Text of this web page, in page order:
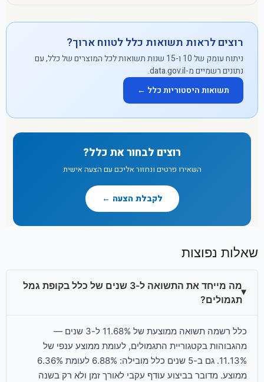
רוצים לראות תשואות כלל לטווח ארוך?
ניתוח עומק של 10 ו-15 שנות תשואות לכל המוצרים של כלל, עם
נתונים רשמיים מ-data.gov.il.
תשואות היסטוריות כלל ←
רוצים לבחור את כלל?
השאירו פרטים ונחזור אליכם עם הצעה אישית
לקבלת הצעה ←
שאלות נפוצות
מה מייחד את התשואה ל-3 שנים של כלל בקופת גמל
תגמולים?
כלל רשמה תשואה ממוצעת של 11.68% ל-3 שנים —
מהגבוהות בקטגוריית התגמולים, לעומת ממוצע ענפי של
11.13%. גם ב-5 שנים כלל מובילה: 6.88% לעומת 6.36%
ממוצע. מדובר בביצוע עודף עקבי לאורך זמן ולא רק בשנה